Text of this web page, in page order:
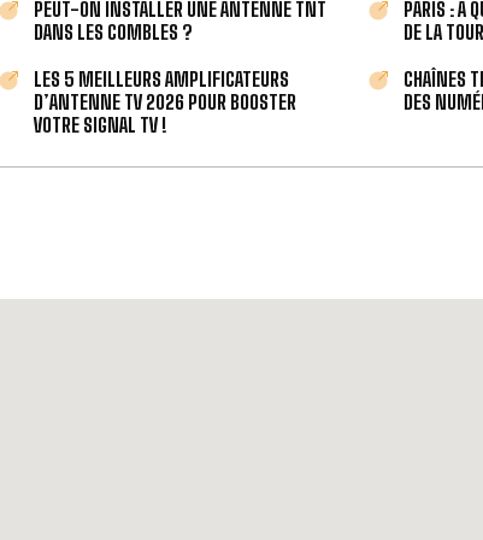
PEUT-ON INSTALLER UNE ANTENNE TNT
DANS LES COMBLES ?
PARIS : À
DE LA
LES 5 MEILLEURS AMPLIFICATEURS
D’ANTENNE TV 2026 POUR BOOSTER
VOTRE SIGNAL TV !
CHAÎNES
DES